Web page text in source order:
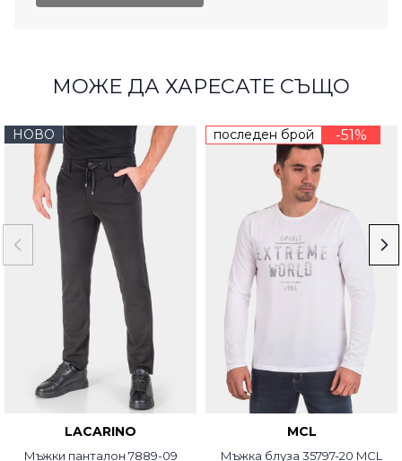
МОЖЕ ДА ХАРЕСАТЕ СЪЩО
НОВО
LACARINO
Мъжки панталон 7889-09
последен брой -51%
MCL
Мъжка блуза 35797-20 MCL